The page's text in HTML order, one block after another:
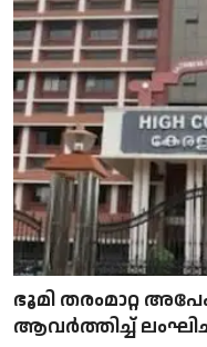
ഭൂമി തരംമാറ്റ
ആവർത്തിച്ച്